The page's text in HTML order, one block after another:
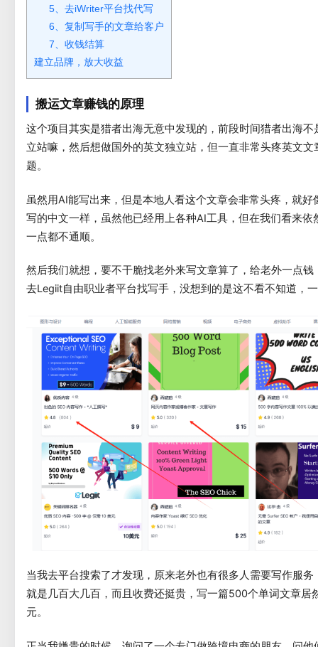
5、去iWriter平台找代写
6、复制写手的文章给客户
7、收钱结算
建立品牌，放大收益
搬运文章赚钱的原理
这个项目其实是猎者出海无意中发现的，前段时间猎者出海不
立站嘛，然后想做国外的英文独立站，但一直非常头疼英文文
题。
虽然用AI能写出来，但是本地人看这个文章会非常头疼，就好
写的中文一样，虽然他已经用上各种AI工具，但在我们看来依
一点都不通顺。
然后我们就想，要不干脆找老外来写文章算了，给老外一点钱
去Legiit自由职业者平台找写手，没想到的是这不看不知道，
当我去平台搜索了才发现，原来老外也有很多人需要写作服务
就是几百大几百，而且收费还挺贵，写一篇500个单词文章居
元。